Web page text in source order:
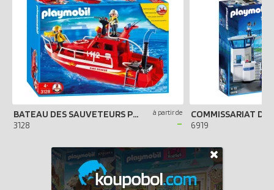
BATEAU DES SAUVETEURS POMPIERS
3128
à partir de
- 6919